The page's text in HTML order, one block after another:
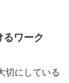
るワーク
切にしている